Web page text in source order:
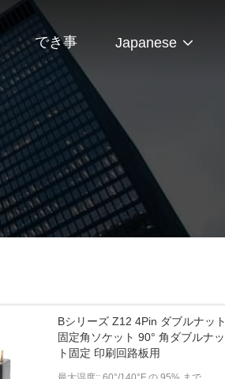
でき事 Japanese
Bシリーズ Z12 4Pin ダブルナット
固定角ソケット 90° 角ダブルナッ
ト固定 印刷回路板用